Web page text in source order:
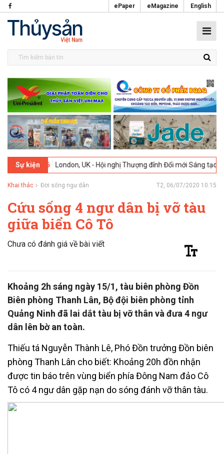
ePaper eMagazine English
Sự kiện
2026 London, UK - Hội nghị Thượng đỉnh Đổi mới Sáng tạo trong
Khai thác Đời sống ngư dân T2, 06/07/2020 10:15
Cứu sống 4 ngư dân bị vỡ tàu
giữa biển Cô Tô
Chưa có đánh giá về bài viết
Khoảng 2h sáng ngày 15/1, tàu biên phòng Đồn
Biên phòng Thanh Lân, Bộ đội biên phòng tỉnh
Quảng Ninh đã lai dắt tàu bị vỡ thân và đưa 4 ngư
dân lên bờ an toàn.
Thiếu tá Nguyễn Thành Lê, Phó Đồn trưởng Đồn biên
phòng Thanh Lân cho biết: Khoảng 20h đồn nhận
được tin báo trên vùng biển phía Đông Nam đảo Cô
Tô có 4 ngư dân gặp nạn do sóng đánh vỡ thân tàu.